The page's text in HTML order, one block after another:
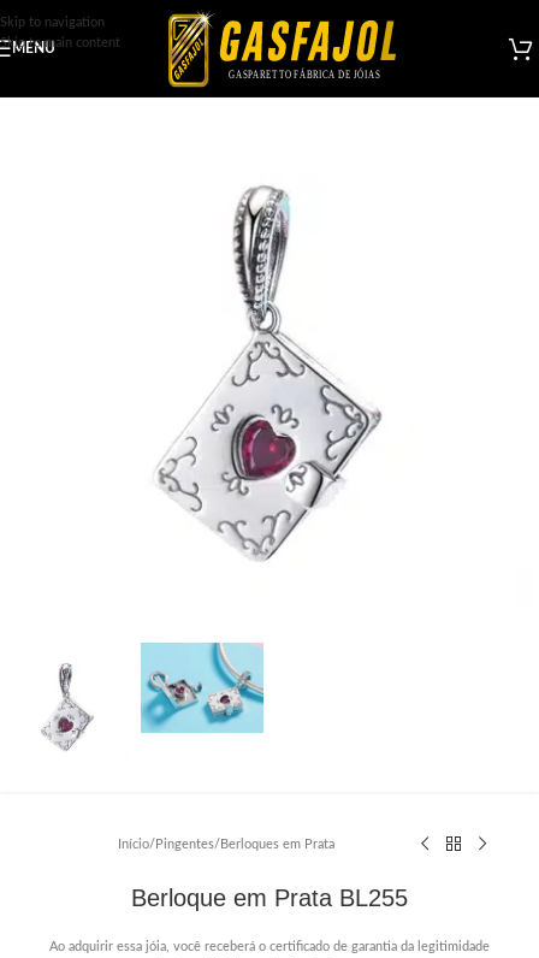
Skip to navigation
Skip to main content
MENU
Início/ Pingentes/ Berloques em Prata
Berloque em Prata BL255
Ao adquirir essa jóia, você receberá o certificado de garantia da legitimidade